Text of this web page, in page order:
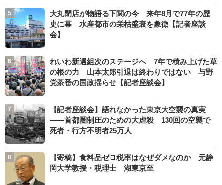
大丸閉店が物語る下関の今 来年8月で77年の歴
史に幕 水産都市の栄枯盛衰を象徴【記者座談
会】
れいわ新選組次のステージへ 7年で積み上げた草
の根の力 山本太郎引退は終わりではない 与野
党茶番の国政揺らせ【記者座談会】
【記者座談会】語れなかった東京大空襲の真実
――首都圏制圧のための大虐殺 130回の空襲で
死者・行方不明者25万人
【寄稿】食料品ゼロ税率はなぜダメなのか 元静
岡大学教授・税理士 湖東京至